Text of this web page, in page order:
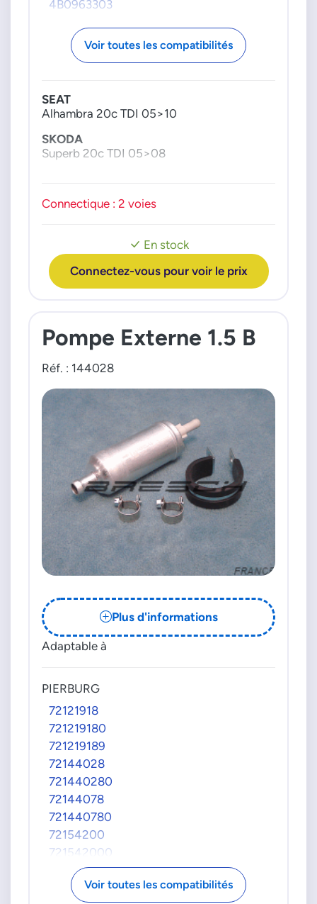
4B0963303
Voir toutes les compatibilités
En stock
Connectez-vous pour voir le prix
SEAT
Alhambra 20c TDI 05>10
SKODA
Superb 20c TDI 05>08
Connectique : 2 voies
Pompe Externe 1.5 B
Réf. : 144028
Plus d'informations
Adaptable à
PIERBURG
72121918
721219180
721219189
72144028
721440280
72144078
721440780
72154200
721542000
RENAULT
6001021735
Voir toutes les compatibilités